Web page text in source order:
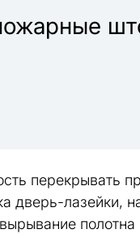
перекрывать
дверь-лазейки,